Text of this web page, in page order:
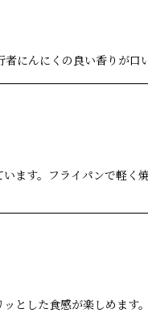
にんにくの良い香りが口
ます。フライパンで軽く
とした食感が楽しめます